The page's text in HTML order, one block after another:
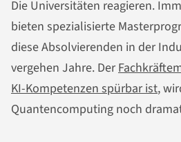
Die Universitäten reagieren.
bieten spezialisierte
diese Absolvierenden in der
vergehen Jahre. Der
KI-Kompetenzen spürbar ist,
Quantencomputing noch